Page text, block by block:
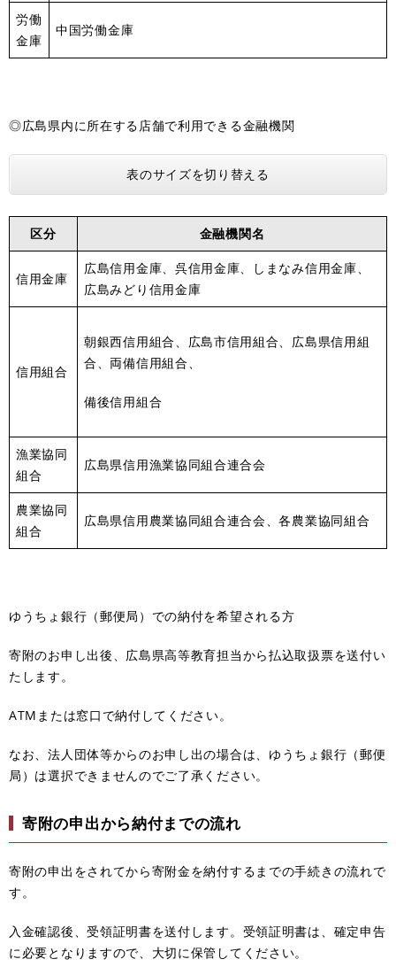
労働
金庫
中国労働金庫
◎広島県内に所在する店舗で利用できる金融機関
表のサイズを切り替える
区分 金融機関名
信用金庫
​広島信用金庫、呉信用金庫、しまなみ信用金庫、
広島みどり信用金庫
信用組合
朝銀西信用組合、広島市信用組合、広島県信用組
合、両備信用組合、
備後信用組合
漁業協同
組合
広島県信用漁業協同組合連合会
農業協同
組合
広島県信用農業協同組合連合会、各農業協同組合
ゆうちょ銀行（郵便局）での納付を希望される方
寄附のお申し出後、広島県高等教育担当から払込取扱票を送付い
たします。
ATMまたは窓口で納付してください。
なお、法人団体等からのお申し出の場合は、ゆうちょ銀行（郵便
局）は選択できませんのでご了承ください。
寄附の申出から納付までの流れ
寄附の申出をされてから寄附金を納付するまでの手続きの流れで
す。
入金確認後、受領証明書を送付します。受領証明書は、確定申告
に必要となりますので、大切に保管してください。